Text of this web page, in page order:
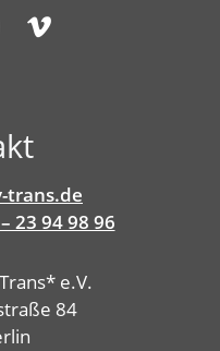
trans.de
23 94 98 96
e.V.
84